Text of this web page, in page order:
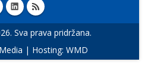
Sva prava pridržana.
| Hosting: WMD